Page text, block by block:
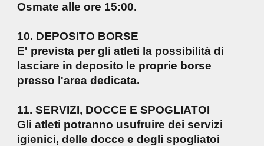
Osmate alle ore 15:00.
10. DEPOSITO BORSE
E' prevista per gli atleti la possibilità di
lasciare in deposito le proprie borse
presso l'area dedicata.
11. SERVIZI, DOCCE E SPOGLIATOI
Gli atleti potranno usufruire dei servizi
igienici, delle docce e degli spogliatoi